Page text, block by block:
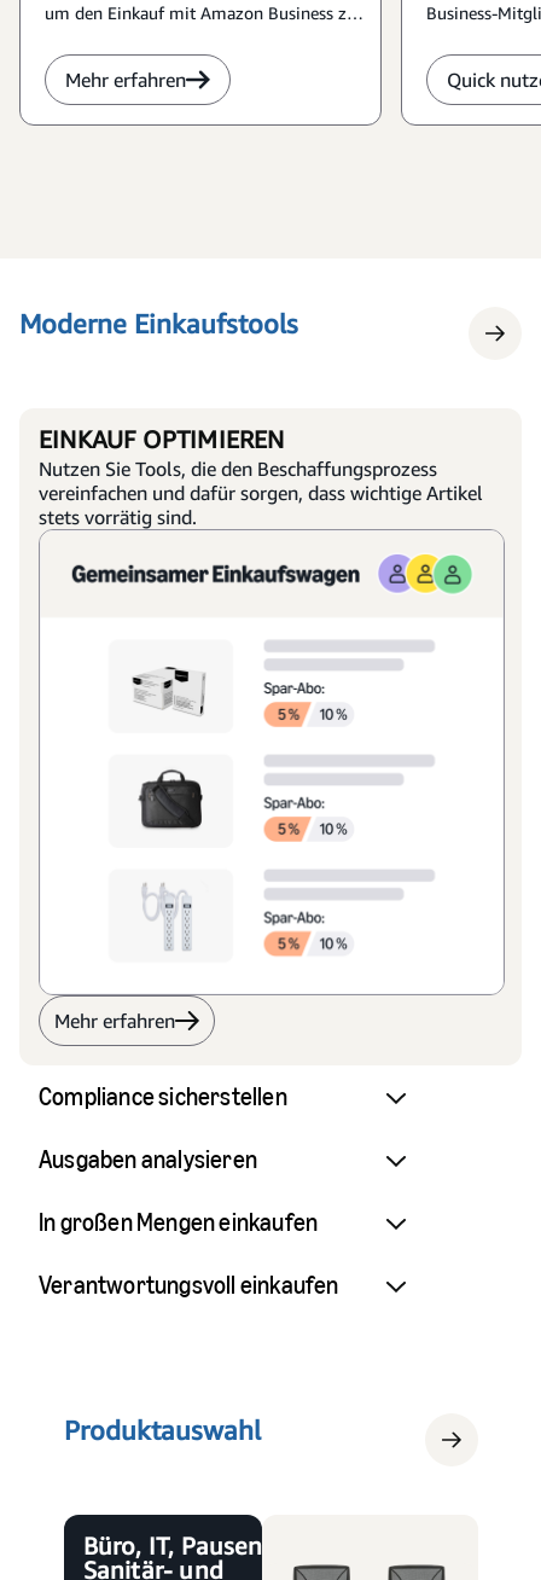
um den Einkauf mit Amazon Business zu
Mehr erfahren
Business-
Quick
Moderne Einkaufstools
EINKAUF OPTIMIEREN
Nutzen Sie Tools, die den Beschaffungsprozess
vereinfachen und dafür sorgen, dass wichtige Artikel
stets vorrätig sind.
Mehr erfahren
Compliance sicherstellen
Ausgaben analysieren
In großen Mengen einkaufen
Verantwortungsvoll einkaufen
Produktauswahl
Büro, IT, Pausenraum,
Sanitär- und